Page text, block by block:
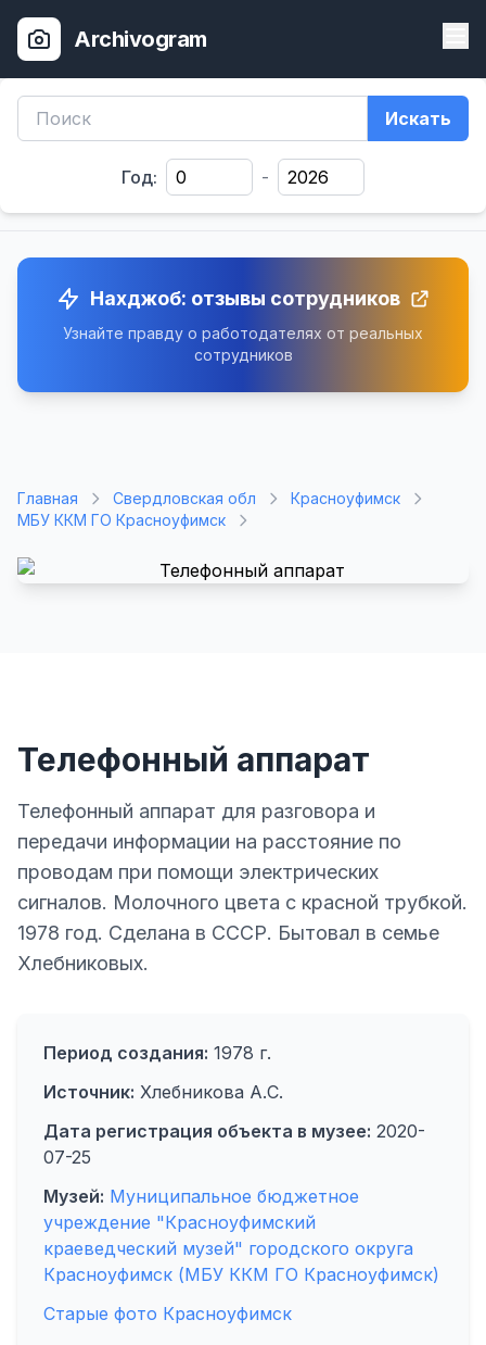
Archivogram
Искать
Год: -
Нахджоб: отзывы сотрудников
Узнайте правду о работодателях от реальных
сотрудников
Главная Свердловская обл
Красноуфимск
МБУ ККМ ГО Красноуфимск
Телефонный аппарат
Телефонный аппарат для разговора и
передачи информации на расстояние по
проводам при помощи электрических
сигналов. Молочного цвета с красной трубкой.
1978 год. Сделана в СССР. Бытовал в семье
Хлебниковых.
Период создания: 1978 г.
Источник: Хлебникова А.С.
Дата регистрация объекта в музее: 2020-
07-25
Музей: Муниципальное бюджетное
учреждение "Красноуфимский
краеведческий музей" городского округа
Красноуфимск (МБУ ККМ ГО Красноуфимск)
Старые фото Красноуфимск